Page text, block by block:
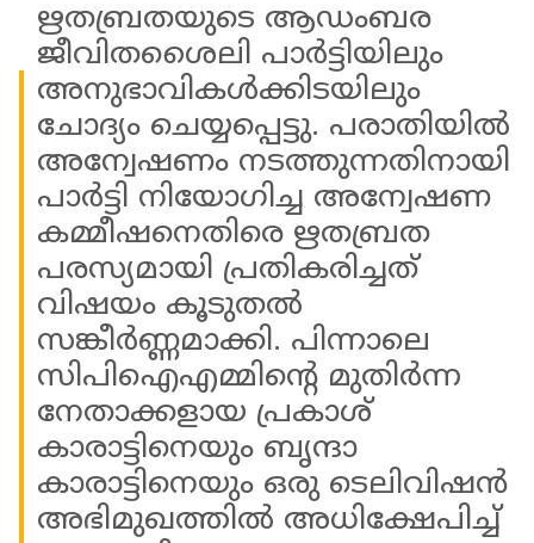
ഋതബ്രതയുടെ ആഡംബര
ജീവിതശൈലി പാർട്ടിയിലും
അനുഭാവികൾക്കിടയിലും
ചോദ്യം ചെയ്യപ്പെട്ടു. പരാതിയിൽ
അന്വേഷണം നടത്തുന്നതിനായി
പാർട്ടി നിയോ​ഗിച്ച അന്വേഷണ
കമ്മീഷനെതിരെ ഋതബ്രത
പരസ്യമായി പ്രതികരിച്ചത്
വിഷയം കൂടുതൽ
സങ്കീർണ്ണമാക്കി. പിന്നാലെ
സിപിഐഎമ്മിൻ്റെ മുതിർന്ന
നേതാക്കളായ പ്രകാശ്
കാരാട്ടിനെയും ബൃന്ദാ
കാരാട്ടിനെയും ഒരു ടെലിവിഷൻ
അഭിമുഖത്തിൽ അധിക്ഷേപിച്ച്